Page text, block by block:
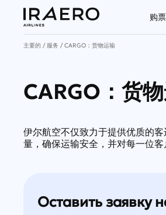
购
主要的 服务 CARGO：货物运输
CARGO：货
伊尔航空不仅致力于提供优质的
量，确保运输安全，并对每一位
Оставить заявку